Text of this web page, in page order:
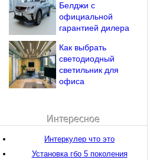
Белджи с
официальной
гарантией дилера
Как выбрать
светодиодный
светильник для
офиса
Интересное
Интеркулер что это
Установка гбо 5 поколения